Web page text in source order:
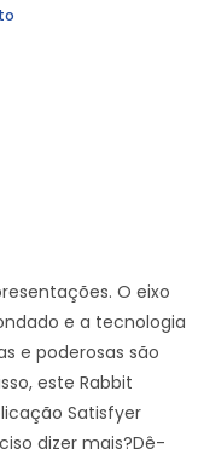
O eixo
e a tecnologia
e poderosas são
este Rabbit
Satisfyer
dizer mais?Dê-